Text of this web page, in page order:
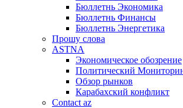
Бюллетнь Экономика
Бюллетнь Финансы
Бюллетнь Энергетика
Прошу слова
ASTNA
Экономическое обозрение
Политический
Обзор рынков
Карабахский конфликт
Contact az